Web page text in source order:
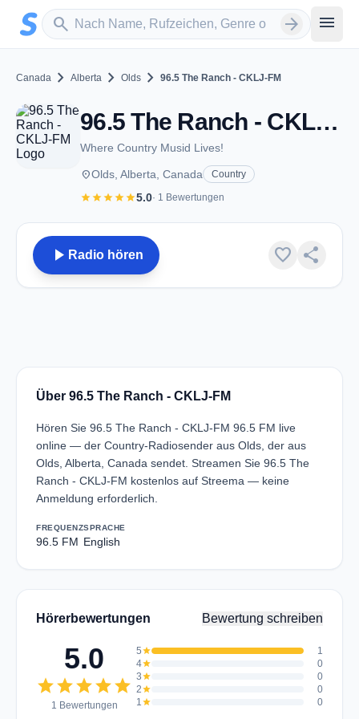
Zum Hauptinhalt springen
search
Sender suchen arrow_forward menu
Canada chevron_right Alberta chevron_right Olds chevron_right 96.5 The Ranch - CKLJ-FM
96.5 The Ranch - CKLJ-FM - FM 96.5 - Olds, AB
Where Country Musid Lives!
placeOlds, Alberta, Canada Country
starstarstarstarstar5.0· 1 Bewertungen
play_arrow Radio hören favorite share
Über 96.5 The Ranch - CKLJ-FM
Hören Sie 96.5 The Ranch - CKLJ-FM 96.5 FM live
online — der Country-Radiosender aus Olds, der aus
Olds, Alberta, Canada sendet. Streamen Sie 96.5 The
Ranch - CKLJ-FM kostenlos auf Streema — keine
Anmeldung erforderlich.
FREQUENZ
96.5 FM
SPRACHE
English
Hörerbewertungen Bewertung schreiben
5.0
starstarstarstarstar
1 Bewertungen
5star
1
4star
0
3star
0
2star
0
1star 0